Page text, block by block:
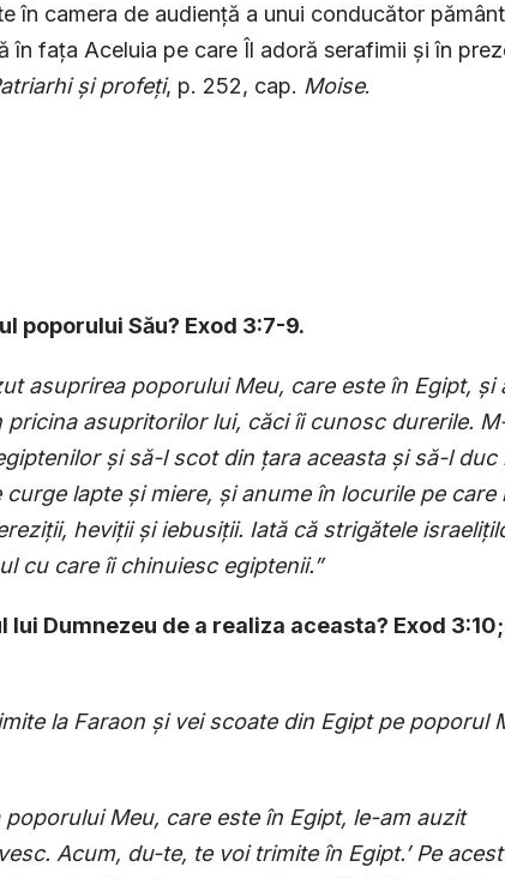
în camera de audiență a unui conducător
în fața Aceluia pe care Îl adoră serafimii și în
și profeți, p. 252, cap. Moise.
poporului Său? Exod 3:7-9.
asuprirea poporului Meu, care este în Egipt, și
asupritorilor lui, căci îi cunosc durerile.
și să-l scot din țara aceasta și să-l duc
curge lapte și miere, și anume în locurile pe care
ții, heviții și iebusiții. Iată că strigătele israeliț
cu care îi chinuiesc egiptenii.”
Dumnezeu de a realiza aceasta? Exod 3:10;
la Faraon și vei scoate din Egipt pe poporul
poporului Meu, care este în Egipt, le-am auzit
Acum, du-te, te voi trimite în Egipt.’ Pe acest